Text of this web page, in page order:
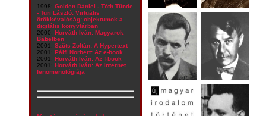
1998: Golden Dániel - Tóth Tünde
- Turi László: Virtuális
örökkévalóság: objektumok a
digitális könyvtárban
2000: Horváth Iván: Magyarok
Bábelben
2001: Szűts Zoltán: A Hypertext
2001: Pálfi Norbert: Az e-book
2001: Horváth Iván: Az f-book
2001: Horváth Iván: Az Internet
fenomenológiája